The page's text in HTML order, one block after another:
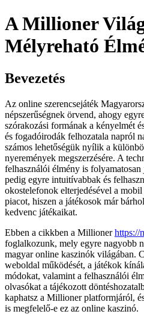
A Millioner
Mélyreható
Bevezetés
Az online szerencsejáték
népszerűségnek örvend, ahogy
szórakozási formának a kényelmét
és fogadóirodák felhozatala napról
számos lehetőségük nyílik a
nyeremények megszerzésére. A
felhasználói élmény is
pedig egyre intuitívabbak és
okostelefonok elterjedésével a
piacot, hiszen a játékosok már
kedvenc játékaikat.
Ebben a cikkben a Millionerhttps://
foglalkozunk, mely egyre nagyobb
magyar online kaszinók világában.
weboldal működését, a játékok
módokat, valamint a felhasználói
olvasókat a tájékozott
kaphatsz a Millioner platformjáról,
is megfelelő-e ez az online kaszinó.